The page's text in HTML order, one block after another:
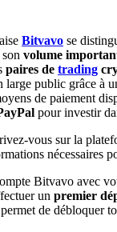
Bitvavo se
volume
paires de trading
large public grâce à
de paiement
pour investir
vous sur la
nécessaires
Bitvavo avec
un premier
de débloquer